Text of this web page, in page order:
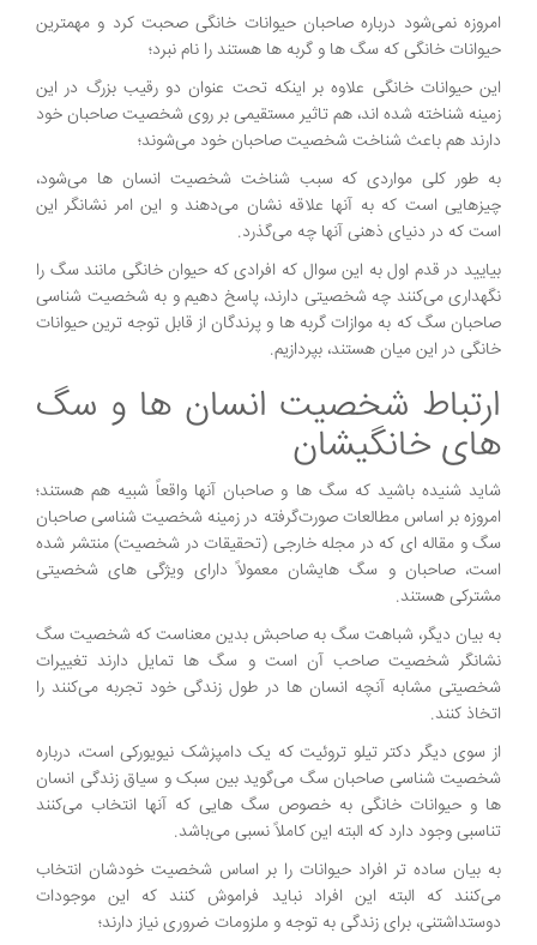
امروزه نمی‌شود درباره صاحبان حیوانات خانگی صحبت کرد و مهمترین
حیوانات خانگی که سگ ها و گربه ها هستند را نام نبرد؛
این حیوانات خانگی علاوه بر اینکه تحت عنوان دو رقیب بزرگ در این
زمینه شناخته شده اند، هم تاثیر مستقیمی بر روی شخصیت صاحبان خود
دارند هم باعث شناخت شخصیت صاحبان خود می‌شوند؛
به طور کلی مواردی که سبب شناخت شخصیت انسان ها می‌شود،
چیزهایی است که به آنها علاقه نشان می‌دهند و این امر نشانگر این
است که در دنیای ذهنی آنها چه می‌گذرد.
بیایید در قدم اول به این سوال که افرادی که حیوان خانگی مانند سگ را
نگهداری می‌کنند چه شخصیتی دارند، پاسخ دهیم و به شخصیت شناسی
صاحبان سگ که به موازات گربه ها و پرندگان از قابل توجه ترین حیوانات
خانگی در این میان هستند، بپردازیم.
ارتباط شخصیت انسان ها و سگ
های خانگیشان
شاید شنیده باشید که سگ ها و صاحبان آنها واقعاً شبیه هم هستند؛
امروزه بر اساس مطالعات صورت‌گرفته در زمینه شخصیت شناسی صاحبان
سگ و مقاله ای که در مجله خارجی (تحقیقات در شخصیت) منتشر شده
است، صاحبان و سگ هایشان معمولاً دارای ویژگی های شخصیتی
مشترکی هستند.
به بیان دیگر، شباهت سگ به صاحبش بدین معناست که شخصیت سگ
نشانگر شخصیت صاحب آن است و سگ ها تمایل دارند تغییرات
شخصیتی مشابه آنچه انسان ها در طول زندگی خود تجربه می‌کنند را
اتخاذ کنند.
از سوی دیگر دکتر تیلو تروئیت که یک دامپزشک نیویورکی است، درباره
شخصیت شناسی صاحبان سگ می‌گوید بین سبک و سیاق زندگی انسان
ها و حیوانات خانگی به خصوص سگ هایی که آنها انتخاب می‌کنند
تناسبی وجود دارد که البته این کاملاً نسبی می‌باشد.
به بیان ساده تر افراد حیوانات را بر اساس شخصیت خودشان انتخاب
می‌کنند که البته این افراد نباید فراموش کنند که این موجودات
دوستداشتنی، برای زندگی به توجه و ملزومات ضروری نیاز دارند؛